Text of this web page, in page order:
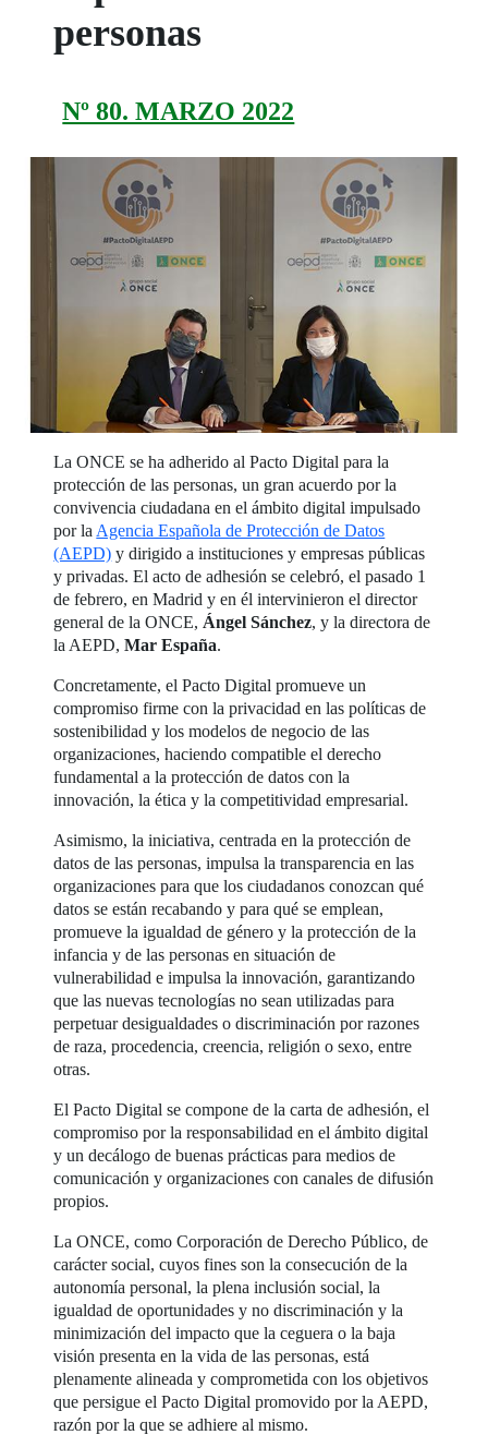
personas
Nº 80. MARZO 2022
La ONCE se ha adherido al Pacto Digital para la
protección de las personas, un gran acuerdo por la
convivencia ciudadana en el ámbito digital impulsado
por la Agencia Española de Protección de Datos
(AEPD) y dirigido a instituciones y empresas públicas
y privadas. El acto de adhesión se celebró, el pasado 1
de febrero, en Madrid y en él intervinieron el director
general de la ONCE, Ángel Sánchez, y la directora de
la AEPD,Mar España.
Concretamente, el Pacto Digital promueve un
compromiso firme con la privacidad en las políticas de
sostenibilidad y los modelos de negocio de las
organizaciones, haciendo compatible el derecho
fundamental a la protección de datos con la
innovación, la ética y la competitividad empresarial.
Asimismo, la iniciativa, centrada en la protección de
datos de las personas, impulsa la transparencia en las
organizaciones para que los ciudadanos conozcan qué
datos se están recabando y para qué se emplean,
promueve la igualdad de género y la protección de la
infancia y de las personas en situación de
vulnerabilidad e impulsa la innovación, garantizando
que las nuevas tecnologías no sean utilizadas para
perpetuar desigualdades o discriminación por razones
de raza, procedencia, creencia, religión o sexo, entre
otras.
El Pacto Digital se compone de la carta de adhesión, el
compromiso por la responsabilidad en el ámbito digital
y un decálogo de buenas prácticas para medios de
comunicación y organizaciones con canales de difusión
propios.
La ONCE, como Corporación de Derecho Público, de
carácter social, cuyos fines son la consecución de la
autonomía personal, la plena inclusión social, la
igualdad de oportunidades y no discriminación y la
minimización del impacto que la ceguera o la baja
visión presenta en la vida de las personas, está
plenamente alineada y comprometida con los objetivos
que persigue el Pacto Digital promovido por la AEPD,
razón por la que se adhiere al mismo.